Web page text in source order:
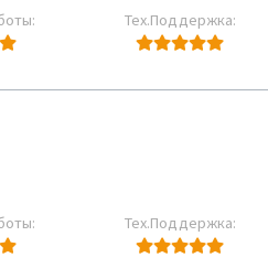
Тех.Поддержка:
Тех.Поддержка: